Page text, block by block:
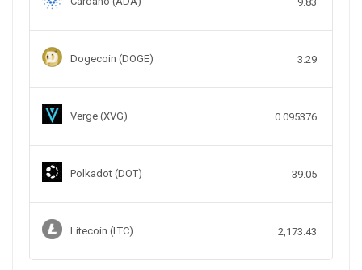
Dogecoin (DOGE) 3.29
Verge (XVG) 0.095376
Polkadot (DOT) 39.05
Litecoin (LTC) 2,173.43